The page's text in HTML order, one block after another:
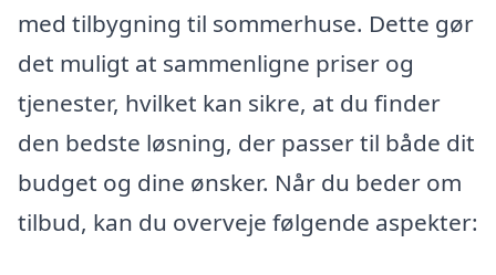
med tilbygning til sommerhuse. Dette gør
det muligt at sammenligne priser og
tjenester, hvilket kan sikre, at du finder
den bedste løsning, der passer til både dit
budget og dine ønsker. Når du beder om
tilbud, kan du overveje følgende aspekter: